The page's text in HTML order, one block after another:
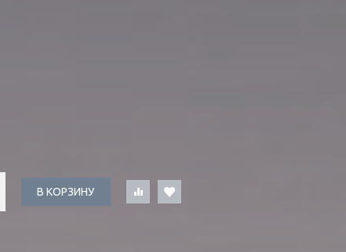
В КОРЗИНУ